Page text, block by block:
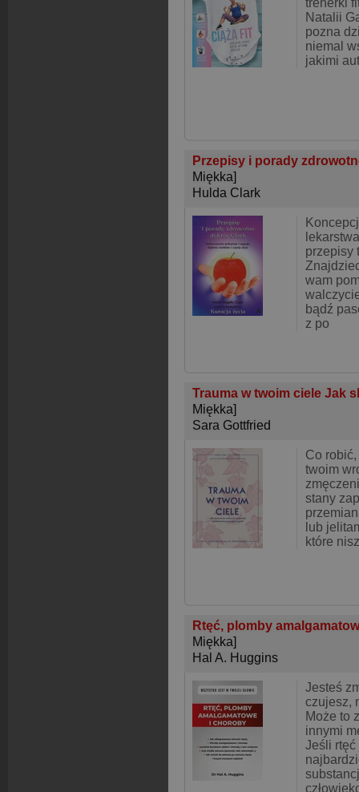
trenerki
Natalii
pozna
niemal
jakimi
Przepisy i porady
Miękka]
Hulda Clark
przepisy
wam
bądź
z po
Trauma w twoim ciele Jak
Miękka]
Sara Gottfried
Co
twoim
stany
lub
które
Rtęć, plomby
Miękka]
Hal A. Huggins
Jesteś
czujesz,
Może to
innymi
Jeśli rtęć